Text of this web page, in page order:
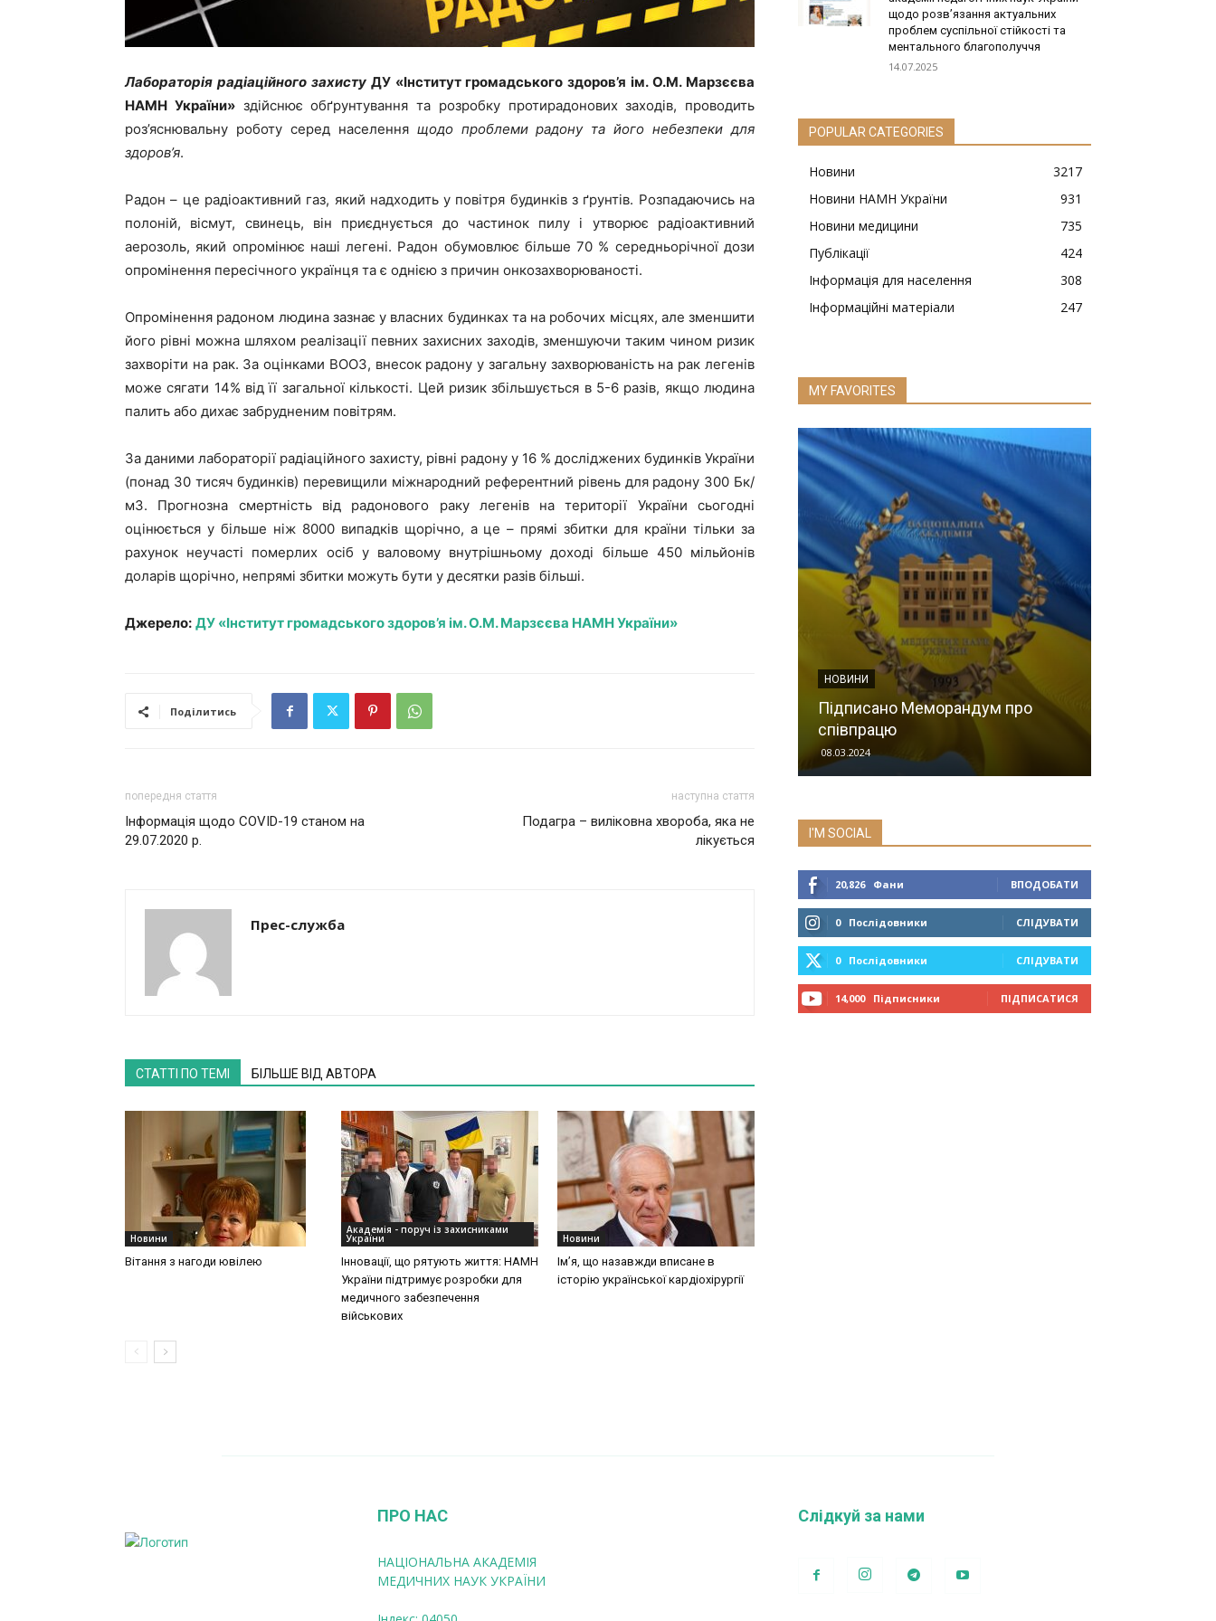
Лабораторія радіаційного захисту ДУ «Інститут громадського здоров’я ім. О.М. Марзєєва
НАМН України»здійснює обґрунтування та розробку протирадонових заходів, проводить
роз’яснювальну роботу серед населення щодо проблеми радону та його небезпеки для
здоров’я.
Радон – це радіоактивний газ, який надходить у повітря будинків з ґрунтів. Розпадаючись на
полоній, вісмут, свинець, він приєднується до частинок пилу і утворює радіоактивний
аерозоль, який опромінює наші легені. Радон обумовлює більше 70 % середньорічної дози
опромінення пересічного українця та є однією з причин онкозахворюваності.
Опромінення радоном людина зазнає у власних будинках та на робочих місцях, але зменшити
його рівні можна шляхом реалізації певних захисних заходів, зменшуючи таким чином ризик
захворіти на рак. За оцінками ВООЗ, внесок радону у загальну захворюваність на рак легенів
може сягати 14% від її загальної кількості. Цей ризик збільшується в 5-6 разів, якщо людина
палить або дихає забрудненим повітрям.
За даними лабораторії радіаційного захисту, рівні радону у 16 % досліджених будинків України
(понад 30 тисяч будинків) перевищили міжнародний референтний рівень для радону 300 Бк/
м3. Прогнозна смертність від радонового раку легенів на території України сьогодні
оцінюється у більше ніж 8000 випадків щорічно, а це – прямі збитки для країни тільки за
рахунок неучасті померлих осіб у валовому внутрішньому доході більше 450 мільйонів
доларів щорічно, непрямі збитки можуть бути у десятки разів більші.
Джерело: ДУ «Інститут громадського здоров’я ім. О.М. Марзєєва НАМН України»
Поділитись
попередня стаття
Інформація щодо COVID-19 станом на
29.07.2020 р.
наступна стаття
Подагра – виліковна хвороба, яка не
лікується
Прес-служба
СТАТТІ ПО ТЕМІ БІЛЬШЕ ВІД АВТОРА
Новини
Вітання з нагоди ювілею
Академія - поруч із захисниками
України
Інновації, що рятують життя: НАМН
України підтримує розробки для
медичного забезпечення
військових
Новини
Ім’я, що назавжди вписане в
історію української кардіохірургії
щодо розв’язання актуальних
проблем суспільної стійкості та
ментального благополуччя
14.07.2025
POPULAR CATEGORIES
Новини
3217
Новини НАМН України
931
Новини медицини
735
Публікації
424
Інформація для населення
308
Інформаційні матеріали
247
MY FAVORITES
НОВИНИ
Підписано Меморандум про
співпрацю
08.03.2024
I'M SOCIAL
20,826 Фани ВПОДОБАТИ
0 Послідовники СЛІДУВАТИ
0 Послідовники СЛІДУВАТИ
14,000 Підписники ПІДПИСАТИСЯ
ПРО НАС
НАЦІОНАЛЬНА АКАДЕМІЯ
МЕДИЧНИХ НАУК УКРАЇНИ
Слідкуй за нами